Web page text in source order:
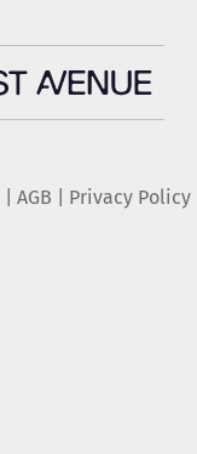
AGB Privacy Policy|